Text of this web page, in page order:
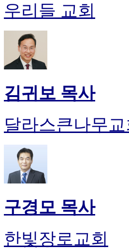
우리들 교회
김귀보 목사
달라스큰나무교
구경모 목사
한빛장로교회